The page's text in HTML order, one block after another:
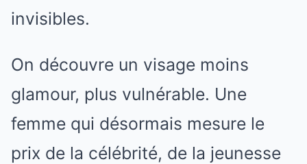
invisibles.
On découvre un visage moins
glamour, plus vulnérable. Une
femme qui désormais mesure le
prix de la célébrité, de la jeunesse